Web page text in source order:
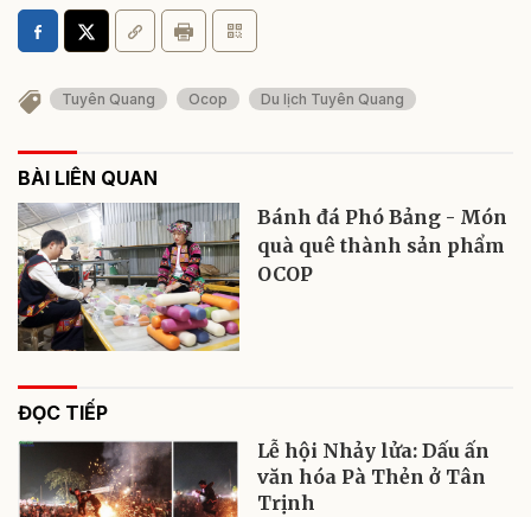
Tuyên Quang Ocop Du lịch Tuyên Quang
BÀI LIÊN QUAN
Bánh đá Phó Bảng - Món
quà quê thành sản phẩm
OCOP
ĐỌC TIẾP
Lễ hội Nhảy lửa: Dấu ấn
văn hóa Pà Thẻn ở Tân
Trịnh